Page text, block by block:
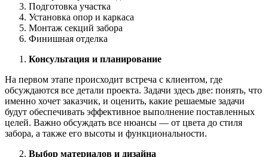
Подготовка участка
Установка опор и каркаса
Монтаж секций забора
Финишная отделка
Консультация и планирование
На первом этапе происходит встреча с клиентом, где
обсуждаются все детали проекта. Задачи здесь две: понять, что
именно хочет заказчик, и оценить, какие решаемые задачи
будут обеспечивать эффективное выполнение поставленных
целей. Важно обсуждать все нюансы — от цвета до стиля
забора, а также его высоты и функциональности.
Выбор материалов и дизайна